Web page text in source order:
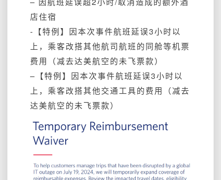
店住宿
-【特例】因本次事件航班延误3小时以
上，乘客改搭其他航司航班的同舱等机票
费用（减去达美航空的未飞票款）
– 【特例】因本次事件航班延误3小时以
上 ，乘客改搭其他交通工具的费用
（减去
达美航空的未飞票款）